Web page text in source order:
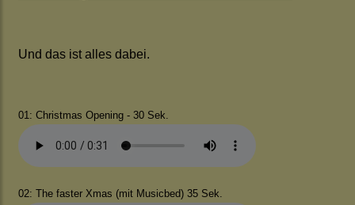
Und das ist alles dabei.
01: Christmas Opening - 30 Sek.
02: The faster Xmas (mit Musicbed) 35 Sek.